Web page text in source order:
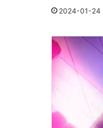
2024-01-24